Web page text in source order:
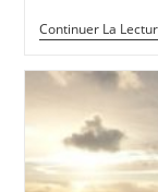
Continuer La